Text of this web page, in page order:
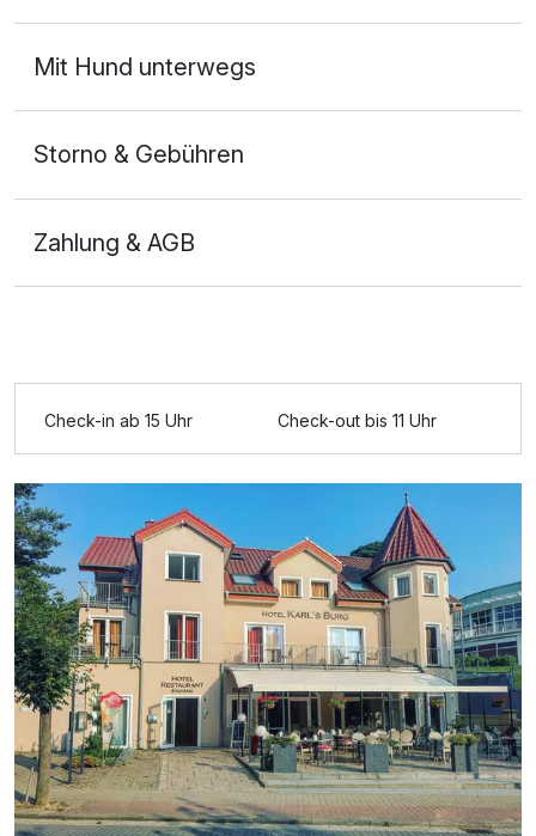
Für 4 Tage p.P. ab235,00 €
Appartement/s
2 Erwachsene und 1 Kind
Mit Hund unterwegs
Storno & Gebühren
Zahlung & AGB
Check-in ab 15 Uhr Check-out bis 11 Uhr